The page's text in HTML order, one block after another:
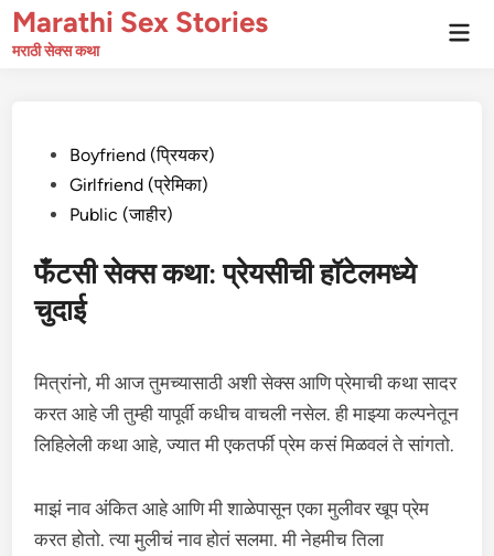
Skip
toMarathi Sex Stories
मराठी सेक्स कथा
PostedBoyfriend (प्रियकर)
Girlfriend (प्रेमिका)
Public (जाहीर)
फँटसी सेक्स कथा: प्रेयसीची हॉटेलमध्ये
चुदाई
मित्रांनो, मी आज तुमच्यासाठी अशी सेक्स आणि प्रेमाची कथा सादर
करत आहे जी तुम्ही यापूर्वी कधीच वाचली नसेल. ही माझ्या कल्पनेतून
लिहिलेली कथा आहे, ज्यात मी एकतर्फी प्रेम कसं मिळवलं ते सांगतो.
माझं नाव अंकित आहे आणि मी शाळेपासून एका मुलीवर खूप प्रेम
करत होतो. त्या मुलीचं नाव होतं सलमा. मी नेहमीच तिला